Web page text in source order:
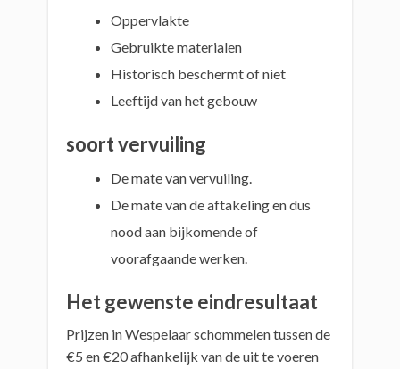
Oppervlakte
Gebruikte materialen
Historisch beschermt of niet
Leeftijd van het gebouw
soort vervuiling
De mate van vervuiling.
De mate van de aftakeling en dus
nood aan bijkomende of
voorafgaande werken.
Het gewenste eindresultaat
Prijzen in Wespelaar schommelen tussen de
€5 en €20 afhankelijk van de uit te voeren